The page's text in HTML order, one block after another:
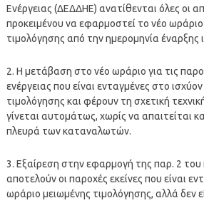
Ενέργειας (ΔΕΔΔΗΕ) ανατίθενται όλες οι
προκειμένου να εφαρμοστεί το νέο
τιμολόγησης από την ημερομηνία έναρξης
2. Η μετάβαση στο νέο ωράριο για τις
ενέργειας που είναι ενταγμένες στο
τιμολόγησης και φέρουν τη σχετική
γίνεται αυτομάτως, χωρίς να απαιτείται
πλευρά των καταναλωτών.
3. Εξαίρεση στην εφαρμογή της παρ. 2
αποτελούν οι παροχές εκείνες που είναι
ωράριο μειωμένης τιμολόγησης, αλλά δεν